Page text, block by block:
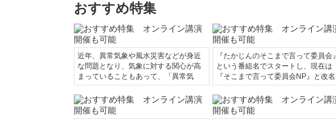
おすすめ特集
近年、異常気象や風水災害などが身近
な問題となり、気象に対する関心が高
まっていることもあって、「異常気
『たかじんのそこまで言って委員会』
という番組名でスタートし、現在は
『そこまで言って委員会NP』と改名